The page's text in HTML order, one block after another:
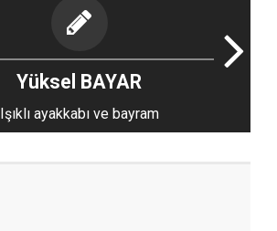
Yüksel BAYAR
Işıklı ayakkabı ve bayram